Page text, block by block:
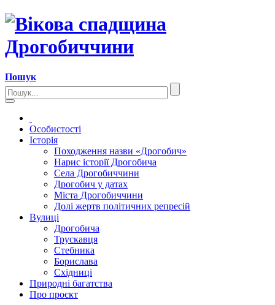
Пошук
Особистості
Історія
Походження назви «Дрогобич»
Нарис історії Дрогобича
Села Дрогобиччини
Дрогобич у датах
Міста Дрогобиччини
Долі жертв політичних репресій
Вулиці
Дрогобича
Трускавця
Стебника
Борислава
Східниці
Природні багатства
Про проєкт